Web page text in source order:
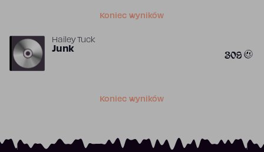
Koniec wyników
Hailey Tuck
Junk 309
Koniec wyników